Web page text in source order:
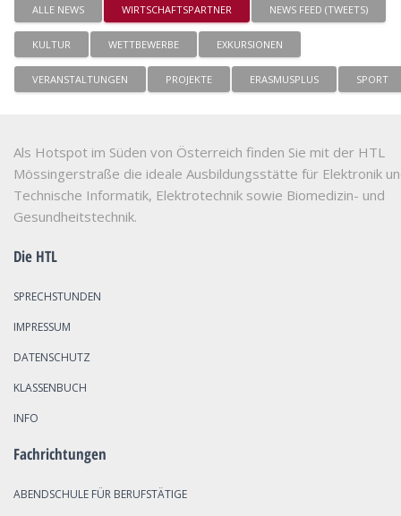
ALLE NEWS WIRTSCHAFTSPARTNER NEWS FEED (TWEETS)
KULTUR WETTBEWERBE EXKURSIONEN
VERANSTALTUNGEN PROJEKTE ERASMUSPLUS SPORT
Als Hotspot im Süden von Österreich finden Sie mit der HTL
Mössingerstraße die ideale Ausbildungsstätte für Elektronik
Technische Informatik, Elektrotechnik sowie Biomedizin- und
Gesundheitstechnik.
Die HTL
SPRECHSTUNDEN
IMPRESSUM
DATENSCHUTZ
KLASSENBUCH
INFO
Fachrichtungen
ABENDSCHULE FÜR BERUFSTÄTIGE